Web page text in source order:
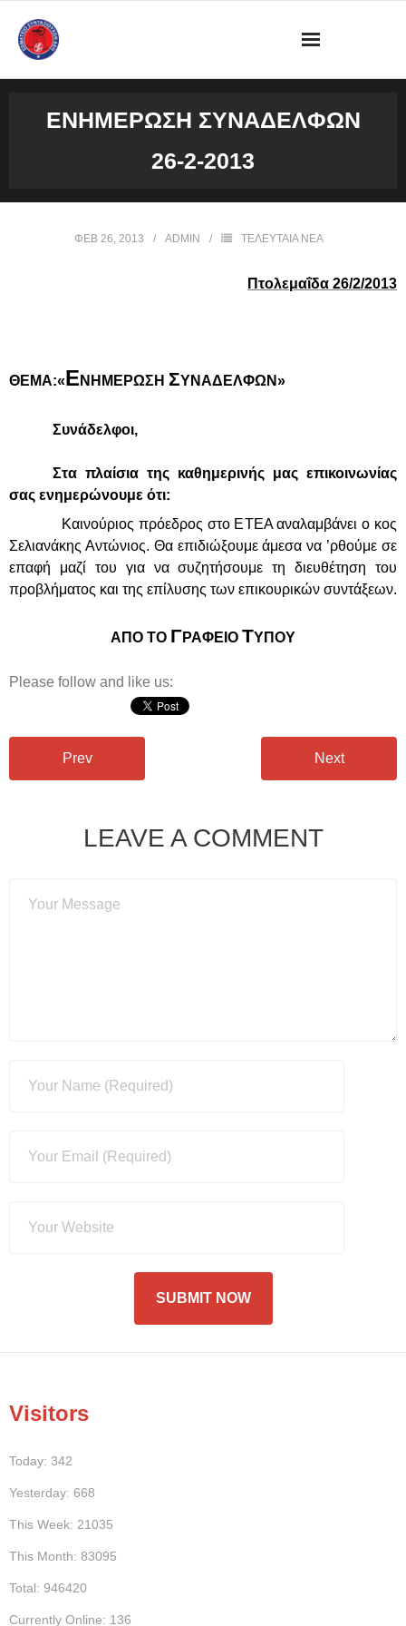
ΕΓΓΡΑΦΑ
ΕΠΙΚΟΙΝΩΝΙΑ
ΕΝΗΜΈΡΩΣΗ ΣΥΝΑΔΈΛΦΩΝ
26-2-2013
ΦΕΒ 26, 2013 ADMIN ΤΕΛΕΥΤΑΙΑ ΝΕΑ
Πτολεμαΐδα 26/2/2013
ΘΕΜΑ:«Ε ΝΗΜΕΡΩΣΗ ΣΥΝΑΔΕΛΦΩΝ»
Συνάδελφοι,
Στα πλαίσια της καθημερινής μας επικοινωνίας
σας ενημερώνουμε ότι:
Καινούριος πρόεδρος στο ΕΤΕΑ αναλαμβάνει ο κος
Σελιανάκης Αντώνιος. Θα επιδιώξουμε άμεσα να ’ρθούμε σε
επαφή μαζί του για να συζητήσουμε τη διευθέτηση του
προβλήματος και της επίλυσης των επικουρικών συντάξεων.
ΑΠΟ ΤΟ ΓΡΑΦΕΙΟ ΤΥΠΟΥ
Please follow and like us:
Prev Next
LEAVE A COMMENT
Visitors
Today: 342
Yesterday: 668
This Week: 21035
This Month: 83095
Total: 946420
Currently Online: 136